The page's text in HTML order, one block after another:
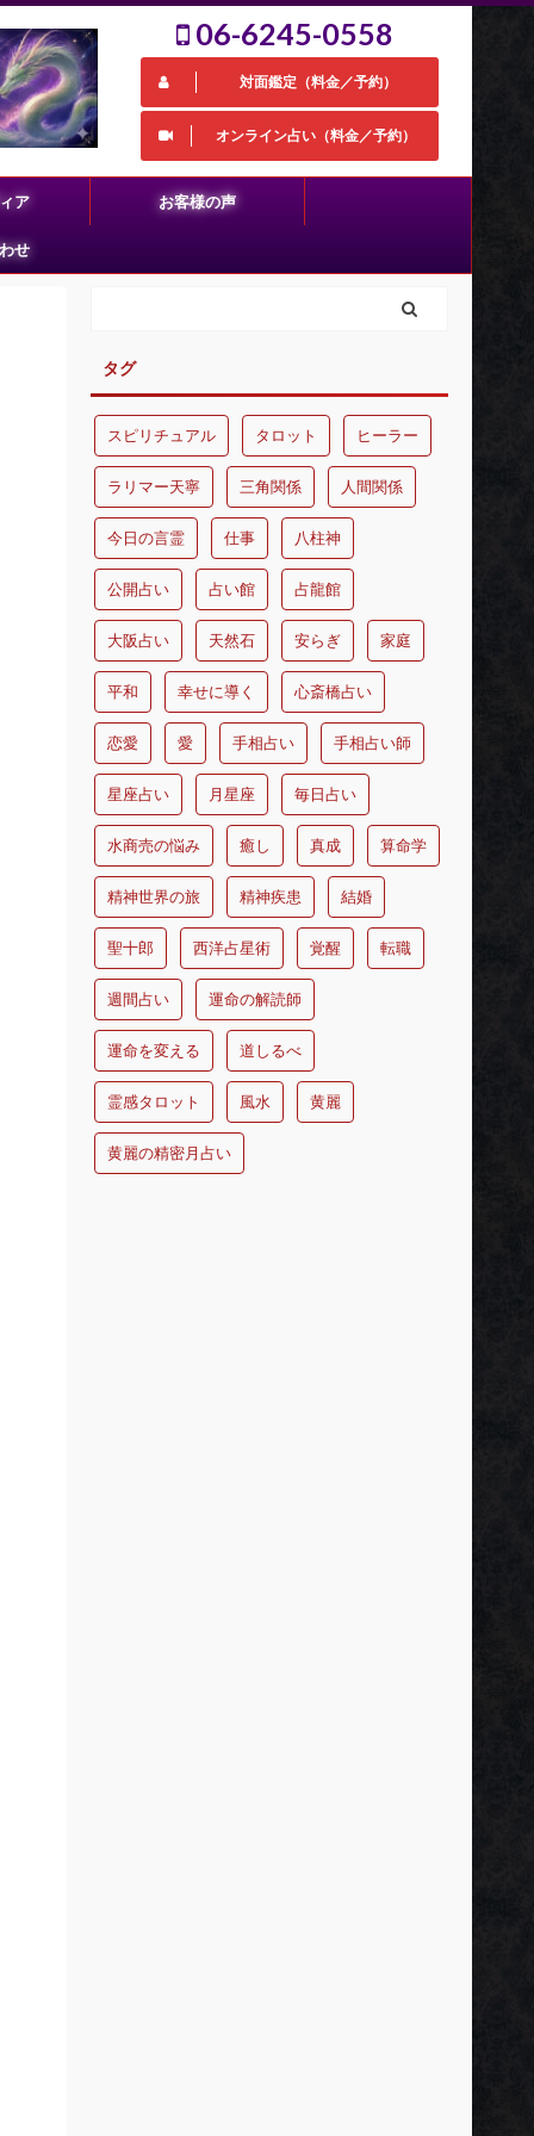
06-6245-0558
対面鑑定（料金／予約）
オンライン占い（料金／予約）
ア お客様の声
せ
タグ
スピリチュアル タロット ヒーラー
ラリマー天寧 三角関係 人間関係
今日の言霊 仕事 八柱神
公開占い 占い館 占龍館
大阪占い 天然石 安らぎ 家庭
平和 幸せに導く 心斎橋占い
恋愛 愛 手相占い 手相占い師
星座占い 月星座 毎日占い
水商売の悩み 癒し 真成 算命学
精神世界の旅 精神疾患 結婚
聖十郎 西洋占星術 覚醒 転職
週間占い 運命の解読師
運命を変える 道しるべ
霊感タロット 風水 黄麗
黄麗の精密月占い